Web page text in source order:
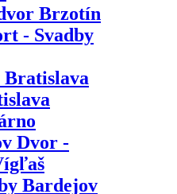
Brzotín
- Svadby
Bratislava
Dvor -
Bardejov